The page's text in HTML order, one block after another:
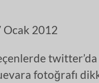
Ocak 2012
twitter’da
fotoğrafı